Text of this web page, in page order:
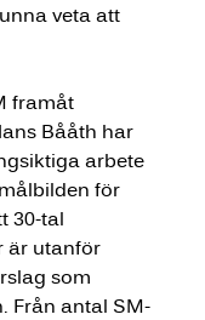
veta att
framåt
Bååth har
arbete
för
30-tal
är utanför
som
Från antal SM-